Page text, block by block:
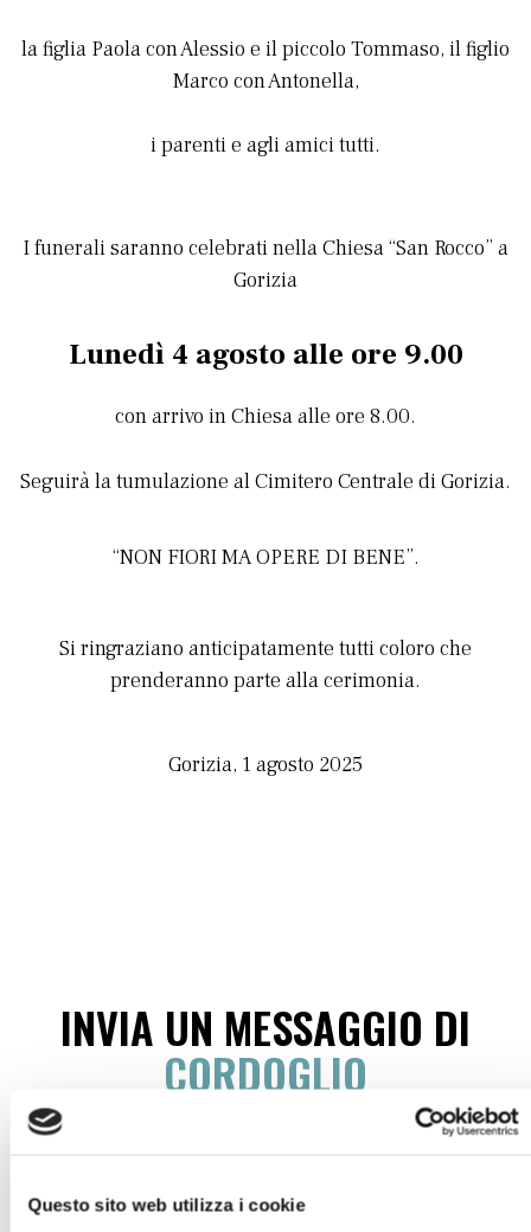
Questo sito web utilizza i cookie
la figlia Paola con Alessio e il piccolo Tommaso, il figlio
Marco con Antonella,
i parenti e agli amici tutti.
I funerali saranno celebrati nella Chiesa “San Rocco” a
Gorizia
Lunedì 4 agosto alle ore 9.00
con arrivo in Chiesa alle ore 8.00.
Seguirà la tumulazione al Cimitero Centrale di Gorizia.
“NON FIORI MAOPERE DI BENE”.
Si ringraziano anticipatamente tutti coloro che
prenderanno parte alla cerimonia.
Gorizia, 1 agosto 2025
INVIA UN MESSAGGIO DI
CORDOGLIO
Compila il modulo con tutti i dati richiesti per